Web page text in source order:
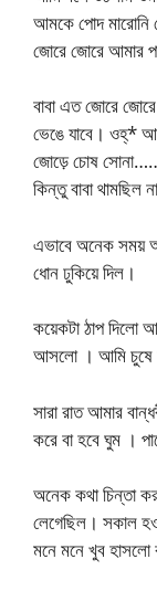
আমকে পোদ মারোনি
জোরে জোরে আমার
বাবা এত জোরে
ভেঙে যাবে। ওহ্*
জোড়ে চোষ
কিন্তু বাবা থামছিল
এভাবে অনেক সময়
ধোন ঢুকিয়ে দিল।
কয়েকটা ঠাপ দিলো
আসলো । আমি চুষে
সারা রাত আমার
করে বা হবে ঘুম ।
অনেক কথা চিন্তা
লেগেছিল। সকাল
মনে মনে খুব হাসলো